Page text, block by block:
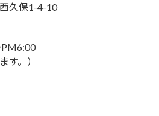
久保1-4-10
す。）